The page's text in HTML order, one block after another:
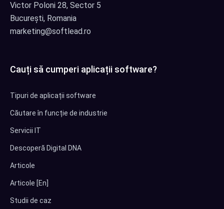
Victor Poloni 28, Sector 5
București, Romania
marketing@softlead.ro
Cauți să cumperi aplicații software?
Tipuri de aplicații software
Căutare în funcție de industrie
Servicii IT
Descoperă Digital DNA
Articole
Articole [En]
Studii de caz